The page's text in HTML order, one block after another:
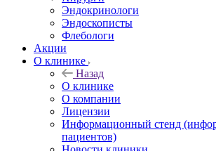
Эндокринологи
Эндоскописты
Флебологи
Акции
О клинике
Назад
О клинике
О компании
Лицензии
Информационный стенд
пациентов)